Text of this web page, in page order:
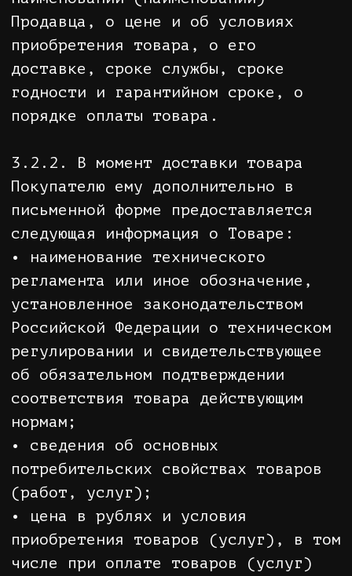
недостаток (недостатки), Покупателю
должна быть предоставлена
информация об этом.
3.3. Ответственность Сторон за
достоверность информации.
3.3.1. Каждая Сторона несет
предоставляемой ею информации.
3.3.2. Продавец не несет
ответственности за точность и
правильность информации,
предоставляемой Покупателем при
регистрации на Сайте и при
формировании Заказа.
3.3.3. Для оформления Заказа
Покупатель должен предоставить
действительные данные, необходимые
для выполнения Заказа.
Ответственность за действительность
и/или актуальность предоставленных
данные, предоставленные Покупателем
и/или представителем Покупателя,
несет Покупатель.
3.4. Ограничение ответственности
Продавца за Товар и его
использование.
3.4.1. Нарушение Покупателем